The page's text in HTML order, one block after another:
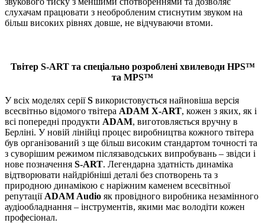
слухачам працювати з необробленим стиснутим звуком на
більш високих рівнях довше, не відчуваючи втоми.
Твітер S-ART та спеціально розроблені хвилеводи HPS™
та MPS™
У всіх моделях серіїS використовується найновіша версія
всесвітньо відомого твітера ADAM X-ART, кожен з яких, як і
всі попередні продукти ADAM, виготовляється вручну в
Берліні. У новій лінійці процес виробництва кожного твітера
був організований з ще більш високим стандартом точності та
з суворішим режимом післязаводських випробувань – звідси і
нове позначення S-ART. Легендарна здатність динаміка
відтворювати найдрібніші деталі без спотворень та з
природною динамікою є наріжним каменем всесвітньої
репутації ADAM Audio як провідного виробника незамінного
аудіообладнання – інструментів, якими має володіти кожен
професіонал.